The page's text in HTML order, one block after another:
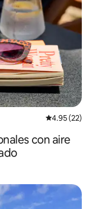
Calificación
4.95 (22)
con aire